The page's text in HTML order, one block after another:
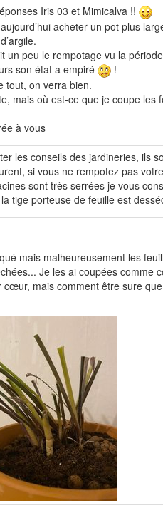
Iris 03 et Mimicalva !!
acheter un pot plus
un peu le rempotage vu la
son état a empiré
!
tout, on verra bien.
mais où est-ce que je coupe les
à vous
les conseils des jardineries, ils
si vous ne rempotez pas
sont très serrées je vous
tige porteuse de feuille est
mais malheureusement les
Je les ai coupées comme
mais comment être sure